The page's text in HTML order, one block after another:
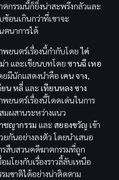
ตกรรมนี้ก็ยิ่งน่าสะพรึงกลัวและ
ซ้อนเกินกว่าที่เขาจะ
ตนาการได้
พยนตร์เรื่องนี้กำกับโดยไค่
า และเขียนบทโดย ซานฉี เหอ
ยมีนักแสดงนำคือ เคน จาง,
ยน หลี่ และ เทียนหลง ซาง
พยนตร์เรื่องนี้โดดเด่นในการ
มผสานระหว่างแนว
ชญากรรม และ สยองขวัญ เข้า
ยกันอย่างลงตัว โดยนำเสนอ
รสืบสวนคดีฆาตกรรมที่ถูก
อมโยงกับเรื่องราวลี้ลับเหนือ
รมชาติได้อย่างน่าติดตาม